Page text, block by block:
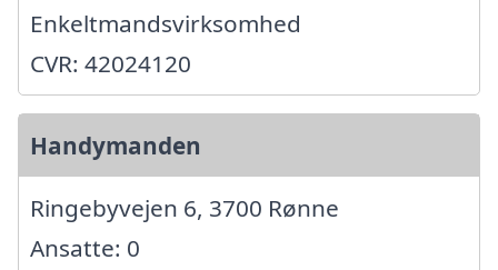
Enkeltmandsvirksomhed
CVR: 42024120
Handymanden
Ringebyvejen 6, 3700 Rønne
Ansatte: 0